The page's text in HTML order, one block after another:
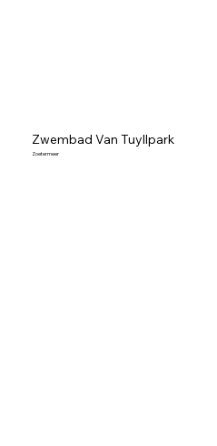
Zwembad Van Tuyllpark
Zoetermeer